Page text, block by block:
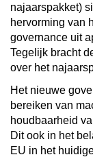
najaarspakket)
hervorming van
governance uit
Tegelijk bracht
over het
Het nieuwe
bereiken van
houdbaarheid
Dit ook in het
EU in het